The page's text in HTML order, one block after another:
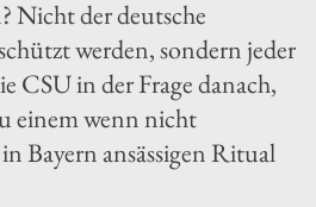
Nicht der deutsche
werden, sondern jeder
CSU in der Frage danach,
einem wenn nicht
Bayern ansässigen Ritual